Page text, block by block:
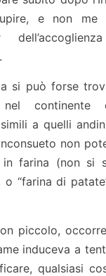
e non me
si può forse
continente
a quelli
non
farina (non si
“farina di
piccolo,
induceva a
qualsiasi